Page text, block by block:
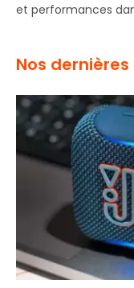
et performances
Nos